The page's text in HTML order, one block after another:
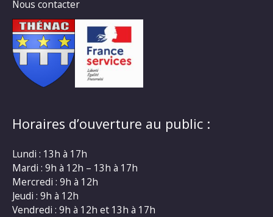
Nous contacter
Horaires d’ouverture au public :
Lundi : 13h à 17h
Mardi : 9h à 12h – 13h à 17h
Mercredi : 9h à 12h
Jeudi : 9h à 12h
Vendredi : 9h à 12h et 13h à 17h